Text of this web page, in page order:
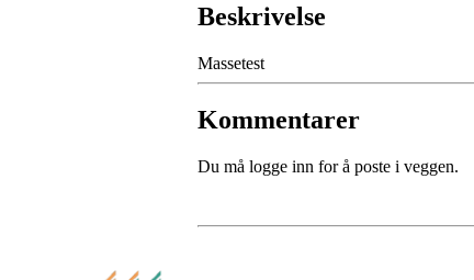
Beskrivelse
Massetest
Kommentarer
Du må logge inn for å poste i veggen.